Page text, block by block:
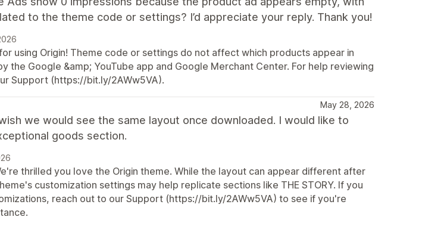
to the theme code or settings? I’d appreciate your reply. Thank you!
using Origin! Theme code or settings do not affect which products appear in
the Google &amp; YouTube app and Google Merchant Center. For help reviewing
Support (https://bit.ly/2AWw5VA).
May 28, 2026
we would see the same layout once downloaded. I would like to
goods section.
thrilled you love the Origin theme. While the layout can appear different after
customization settings may help replicate sections like THE STORY. If you
reach out to our Support (https://bit.ly/2AWw5VA) to see if you're